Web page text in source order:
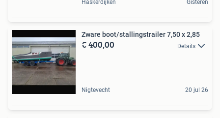
Haskerdijken Gisteren
Zware boot/stallingstrailer 7,50 x 2,85
€ 400,00 Details
Nigtevecht 20 jul 26